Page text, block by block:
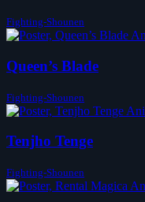
Fighting-Shounen
Queen’s Blade
Fighting-Shounen
Tenjho Tenge
Fighting-Shounen